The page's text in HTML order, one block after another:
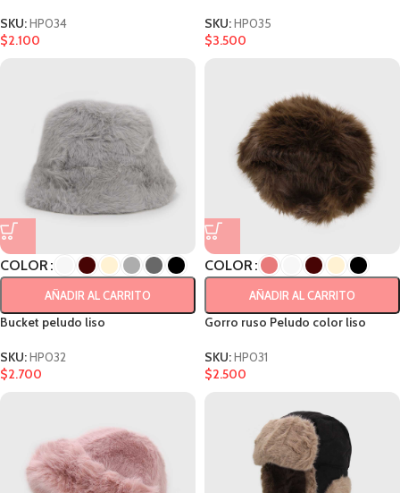
SKU:HP034
$2.100
SKU:HP035
$3.500
COLOR
AÑADIR AL CARRITO
Bucket peludo liso
SKU:HP032
$2.700
COLOR
AÑADIR AL CARRITO
Gorro ruso Peludo color liso
SKU:HP031
$2.500